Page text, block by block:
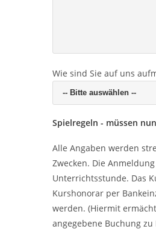
Wie sind Sie auf uns
Spielregeln - müssen
Alle Angaben werden
Zwecken. Die
Unterrichtsstunde. Das
Kurshonorar per
werden. (Hiermit
angegebene Buchung